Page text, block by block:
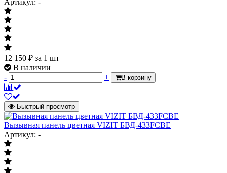
12 150 ₽ за 1 шт
В наличии
-
+ В корзину
Быстрый просмотр
Вызывная панель цветная VIZIT БВД-433FCBE
Артикул: -